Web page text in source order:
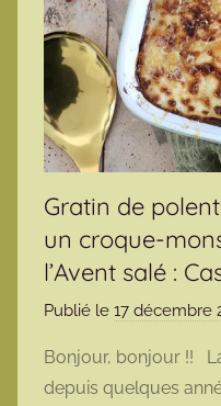
Gratin de
un croque-
l’Avent salé :
Publié le 17 décembre
Bonjour, bonjour !!
depuis quelques